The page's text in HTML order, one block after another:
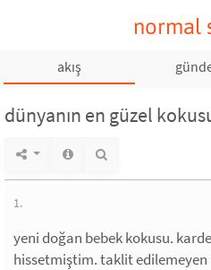
normal
akış
dünyanın en güzel
1.
yeni doğan bebek kokusu.
hissetmiştim. taklit